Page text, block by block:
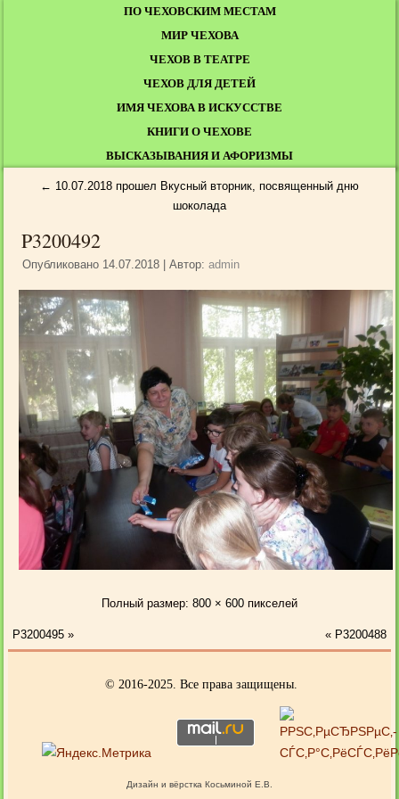
ПО ЧЕХОВСКИМ МЕСТАМ
МИР ЧЕХОВА
ЧЕХОВ В ТЕАТРЕ
ЧЕХОВ ДЛЯ ДЕТЕЙ
ИМЯ ЧЕХОВА В ИСКУССТВЕ
КНИГИ О ЧЕХОВЕ
ВЫСКАЗЫВАНИЯ И АФОРИЗМЫ
← 10.07.2018 прошел Вкусный вторник, посвященный дню
шоколада
P3200492
Опубликовано 14.07.2018 |Автор: admin
Полный размер: 800 × 600 пикселей
P3200495 » « P3200488
© 2016-2025. Все права защищены.
Дизайн и вёрстка Косьминой Е.В.